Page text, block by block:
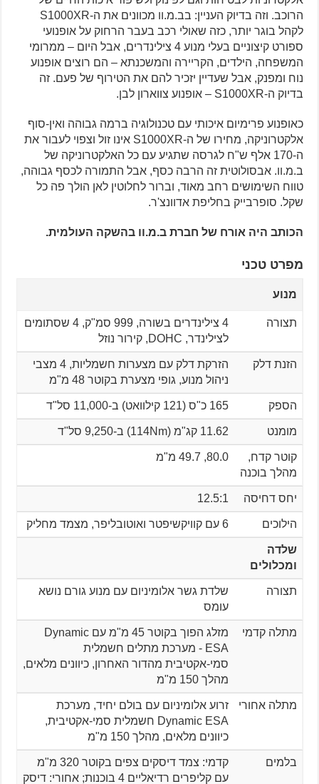
הרוכב. וזה בדיוק העניין: בב.מ.וו מכוונים את ה-S1000XR
לקהל בוגר יותר, כזה שאולי רכב בעבר הרחוק על אופנועי
ספורט קיצוניים בעלי מנוע 4 צילינדרים, אבל היום – ממרומי
המשפחה, הילדים, הקריירה והמשכנתא – הם רוצים אופנוע
נוח ומפנק, אבל שעדיין יזכיר להם את הטירוף של פעם. זה
בדיוק ה-S1000XR – אופנוע צווארון לבן.
כאופנוע פרימיום איכותי עם טכנולוגיה ברמה גבוהה ואין-סוף
אלקטרוניקה, מחירו של ה-S1000XR אינו זול וצפוי לעבור את
ה-170 אלף ש"ח לגרסה שתגיע עם כל האלקטרוניקה של
ב.מ.וו. אבסולוטית זה הרבה כסף, אבל התמורה לכסף גבוהה,
טווח השימושים רחב מאוד, וברור לחלוטין לאן הולך פה כל
שקל. סופרבייק בחליפת אדוונצ'ר.
הכותב היה אורח של חברת ב.מ.וו בהשקה העולמית.
מפרט טכני
מנוע
תצורה
4 צילינדרים בשורה, 999 סמ"ק, 4 שסתומים
לצילינדר, DOHC, קירור נוזל
הזנת דלק
הזרקת דלק עם מצערות חשמליות, 4 מצבי
ניהול מנוע, גופי מצערת בקוטר 48 מ"מ
הספק 165 כ"ס (121 קילוואט) ב-11,000 סל"ד
מומנט 11.62 קג"מ (114Nm) ב-9,250 סל"ד
קוטר קדח,
מהלך בוכנה
80.0, 49.7 מ"מ
יחס דחיסה 12.5:1
הילוכים 6 עם קוויקשיפטר ואוטובליפר, מצמד מחליק
שלדה
ומכלולים
תצורה
שלדת גשר אלומיניום עם מנוע גורם נושא
עומס
מתלה קדמי
מזלג הפוך בקוטר 45 מ"מ עם Dynamic
ESA - מערכת מתלים חשמלית
סמי-אקטיבית מהדור האחרון, כיוונים מלאים,
מהלך 150 מ"מ
מתלה אחורי
זרוע אלומיניום עם בולם יחיד, מערכת
Dynamic ESA חשמלית סמי-אקטיבית,
כיוונים מלאים, מהלך 150 מ"מ
בלמים
קדמי: צמד דיסקים צפים בקוטר 320 מ"מ
עם קליפרים רדיאליים 4 בוכנות; אחורי: דיסק